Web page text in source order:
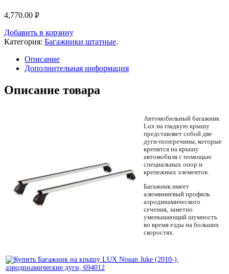
4,770.00 Р
Добавить в корзину
Категория: Багажники штатные.
Описание
Дополнительная информация
Описание товара
Автомобильный багажник
Lux на гладкую крышу
представляет собой две
дуги-поперечины, которые
крепятся на крышу
автомобиля с помощью
специальных опор и
крепежных элементов.
Багажник имеет
алюминиевый профиль
аэродинамического
сечения, заметно
уменьшающий шумность
во время езды на больших
скоростях.